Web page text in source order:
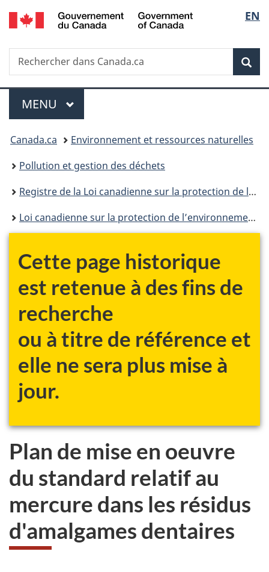
Passer
au
principal
Passer
à
Au
du
Passer
à
version
simplifiée
de
la
EN
Recherche
Rechercher
dans
Menu
MENU PRINCIPAL
Vous
êtes
ici :
Canada.ca
Environnement et ressources naturelles
Pollution et gestion des déchets
Registre de la Loi canadienne sur la protection de l’environnement
Loi canadienne sur la protection de l’environnement : historique
Cette page historique
est retenue à des fins de
recherche
ou à titre de référence et
elle ne sera plus mise à
jour.
Plan de mise en oeuvre
du standard relatif au
mercure dans les résidus
d'amalgames dentaires